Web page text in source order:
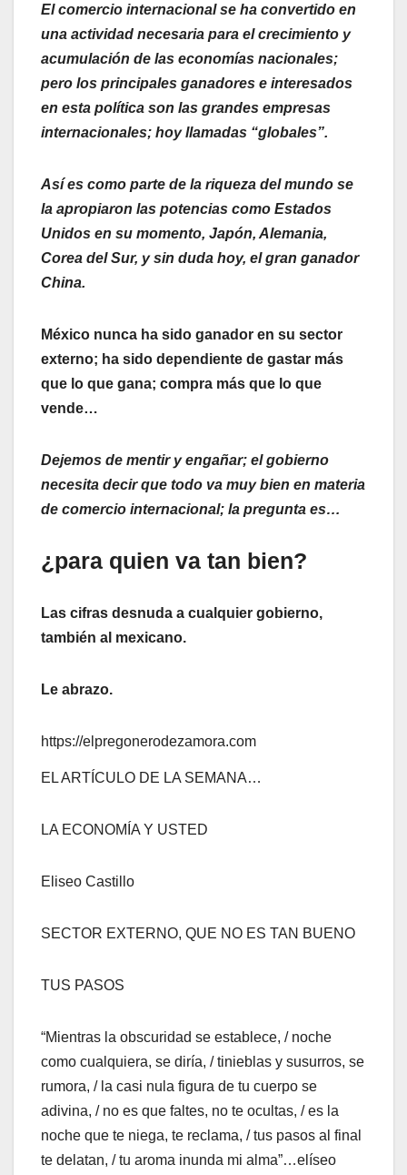
El comercio internacional se ha convertido en
una actividad necesaria para el crecimiento y
acumulación de las economías nacionales;
pero los principales ganadores e interesados
en esta política son las grandes empresas
internacionales; hoy llamadas “globales”.
Así es como parte de la riqueza del mundo se
la apropiaron las potencias como Estados
Unidos en su momento, Japón, Alemania,
Corea del Sur, y sin duda hoy, el gran ganador
China.
México nunca ha sido ganador en su sector
externo; ha sido dependiente de gastar más
que lo que gana; compra más que lo que
vende…
Dejemos de mentir y engañar; el gobierno
necesita decir que todo va muy bien en materia
de comercio internacional; la pregunta es…
¿para quien va tan bien?
Las cifras desnuda a cualquier gobierno,
también al mexicano.
Le abrazo.
https://elpregonerodezamora.com
EL ARTÍCULO DE LA SEMANA…
LA ECONOMÍA Y USTED
Eliseo Castillo
SECTOR EXTERNO, QUE NO ES TAN BUENO
TUS PASOS
“Mientras la obscuridad se establece, / noche
como cualquiera, se diría, / tinieblas y susurros, se
rumora, / la casi nula figura de tu cuerpo se
adivina, / no es que faltes, no te ocultas, / es la
noche que te niega, te reclama, / tus pasos al final
te delatan, / tu aroma inunda mi alma”…elíseo